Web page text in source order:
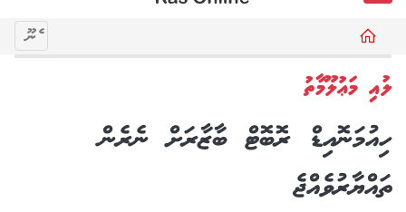
މެނޫ
ލުއި މަޢުލޫމާތު
ހިއުމަނޮއިޑް ރޮބޮޓް ބާޒާރަށް ނެރެން
ތައްޔާރުވެއްޖެ